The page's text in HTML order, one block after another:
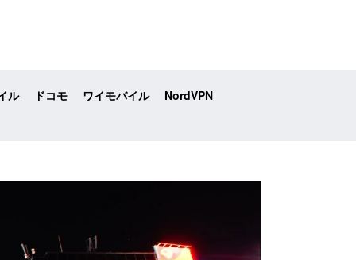
ル ドコモ ワイモバイル
NordVPN